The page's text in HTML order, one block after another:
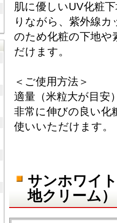
肌に優しいUV化粧
りながら、紫外線
のため化粧の下地や
だけます。
＜ご使用方法＞
適量（米粒大が目安
非常に伸びの良い化
使いいただけます。
サンホワイ
地クリーム